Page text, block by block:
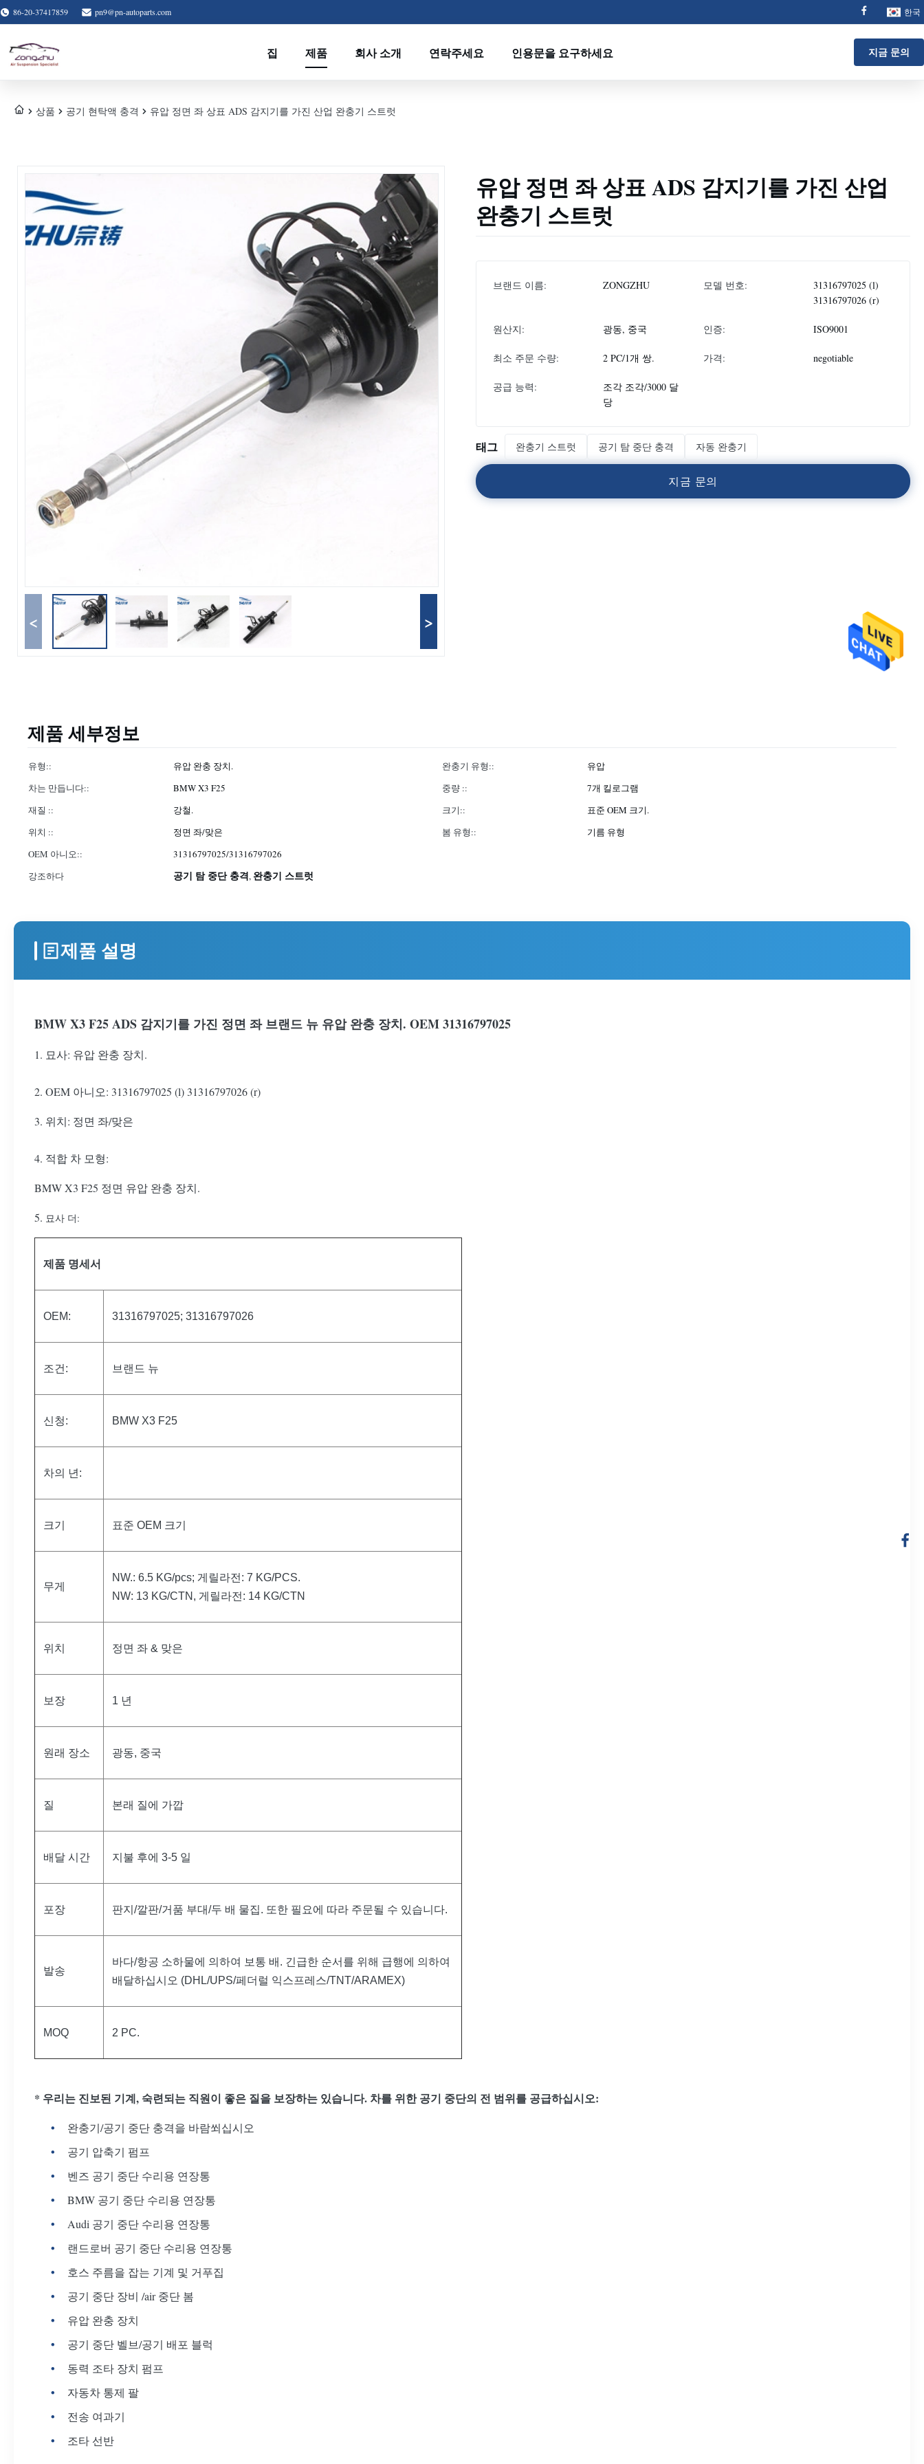
86-20-37417859 pn9@pn-autoparts.com 한국
집 제품 회사 소개 연락주세요 인용문을 요구하세요 지금 문의
상품 공기 현탁액 충격 유압 정면 좌 상표 ADS 감지기를 가진 산업 완충기 스트럿
< >
유압 정면 좌 상표 ADS 감지기를 가진 산업
완충기 스트럿
브랜드 이름: ZONGZHU 모델 번호:
31316797025 (l)
31316797026 (r)
원산지: 광동, 중국 인증: ISO9001
최소 주문 수량: 2 PC/1개 쌍. 가격: negotiable
공급 능력:
조각 조각/3000 달
당
태그 완충기 스트럿 공기 탐 중단 충격 자동 완충기
지금 문의
제품 세부정보
유형:: 유압 완충 장치. 완충기 유형::
유압
차는 만듭니다::
BMW X3 F25 중량 ::
7개 킬로그램
재질 ::
강철. 크기::
표준 OEM 크기.
위치 ::
정면 좌/맞은 봄 유형::
기름 유형
OEM 아니오::
31316797025/31316797026
강조하다
공기 탐 중단 충격, 완충기 스트럿
제품 설명
BMW X3 F25 ADS 감지기를 가진 정면 좌 브랜드 뉴 유압 완충 장치. OEM 31316797025
1. 묘사: 유압 완충 장치.
2. OEM 아니오: 31316797025 (l) 31316797026 (r)
3. 위치: 정면 좌/맞은
4. 적합 차 모형:
BMW X3 F25 정면 유압 완충 장치.
5. 묘사 더:
제품 명세서
OEM: 31316797025; 31316797026
조건: 브랜드 뉴
신청: BMW X3 F25
차의 년:
크기 표준 OEM 크기
무게
NW.: 6.5 KG/pcs; 게릴라전: 7 KG/PCS.
NW: 13 KG/CTN, 게릴라전: 14 KG/CTN
위치 정면 좌 & 맞은
보장 1 년
원래 장소 광동, 중국
질 본래 질에 가깝
배달 시간 지불 후에 3-5 일
포장 판지/깔판/거품 부대/두 배 물집. 또한 필요에 따라 주문될 수 있습니다.
발송
바다/항공 소하물에 의하여 보통 배. 긴급한 순서를 위해 급행에 의하여
배달하십시오 (DHL/UPS/페더럴 익스프레스/TNT/ARAMEX)
MOQ 2 PC.
* 우리는 진보된 기계, 숙련되는 직원이 좋은 질을 보장하는 있습니다. 차를 위한 공기 중단의 전 범위를 공급하십시오:
완충기/공기 중단 충격을 바람쐬십시오
공기 압축기 펌프
벤즈 공기 중단 수리용 연장통
BMW 공기 중단 수리용 연장통
Audi 공기 중단 수리용 연장통
랜드로버 공기 중단 수리용 연장통
호스 주름을 잡는 기계 및 거푸집
공기 중단 장비 /air 중단 봄
유압 완충 장치
공기 중단 벨브/공기 배포 블럭
동력 조타 장치 펌프
자동차 통제 팔
전송 여과기
조타 선반